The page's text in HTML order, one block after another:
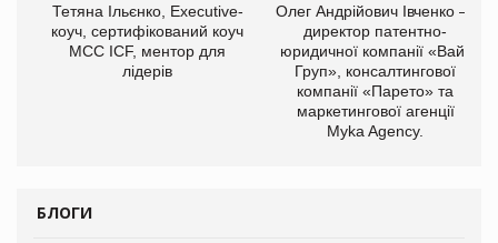
Тетяна Ільєнко, Executive-
коуч, сертифікований коуч
МСС ICF, ментор для
лідерів
Олег Андрійович Івченко —
директор патентно-
юридичної компанії «Вайз
Груп», консалтингової
компанії «Парето» та
маркетингової агенції
Myka Agency.
БЛОГИ